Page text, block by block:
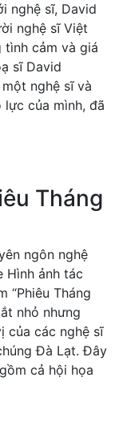
nghệ sĩ, David
nghệ sĩ Việt
tình cảm và giá
sĩ David
nghệ sĩ và
lực của mình, đã
Tháng
ngôn nghệ
Hình ảnh tác
“Phiêu Tháng
nhỏ nhưng
của các nghệ sĩ
Đà Lạt. Đây
cả hội họa